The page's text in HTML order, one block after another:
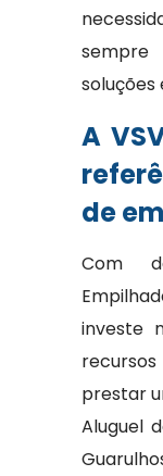
sempre
soluções
A
de
Com
investe
prestar
Aluguel